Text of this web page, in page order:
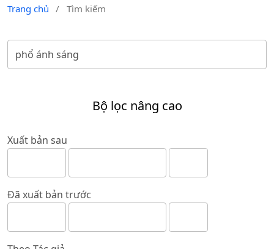
Trang chủ / Tìm kiếm
Bộ lọc nâng cao
Xuất bản sau
Đã xuất bản trước